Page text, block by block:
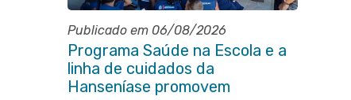
Publicado em 06/08/2026
Programa Saúde na Escola e a
linha de cuidados da
Hanseníase promovem